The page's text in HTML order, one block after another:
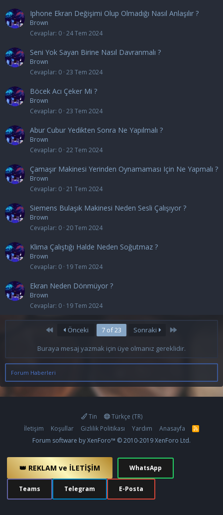
Iphone Ekran Değişimi Olup Olmadığı Nasıl Anlaşılır ?
Brown
Cevaplar 0 24 Tem 2024
Seni Yok Sayan Birine Nasıl Davranmalı ?
Brown
Cevaplar 0 23 Tem 2024
Böcek Acı Çeker Mi ?
Brown
Cevaplar 0 23 Tem 2024
Abur Cubur Yedikten Sonra Ne Yapılmalı ?
Brown
Cevaplar 0 22 Tem 2024
Çamaşır Makinesi Yerinden Oynamaması Için Ne Yapmalı ?
Brown
Cevaplar 0 21 Tem 2024
Siemens Bulaşık Makinesi Neden Sesli Çalışıyor ?
Brown
Cevaplar 0 20 Tem 2024
Klima Çalıştığı Halde Neden Soğutmaz ?
Brown
Cevaplar 0 19 Tem 2024
Ekran Neden Dönmüyor ?
Brown
Cevaplar 0 19 Tem 2024
First Önceki 7 of 23 Sonraki Last
Buraya mesaj yazmak için üye olmanız gereklidir.
Forum Haberleri
Tin
Türkçe (TR)
İletişim
Koşullar Gizlilik Politikası Yardım Anasayfa
R
S
Forum software by XenForo™ © 2010-2019 XenForo Ltd.
👑 REKLAM ve İLETİŞİM WhatsApp
Teams Telegram E-Posta